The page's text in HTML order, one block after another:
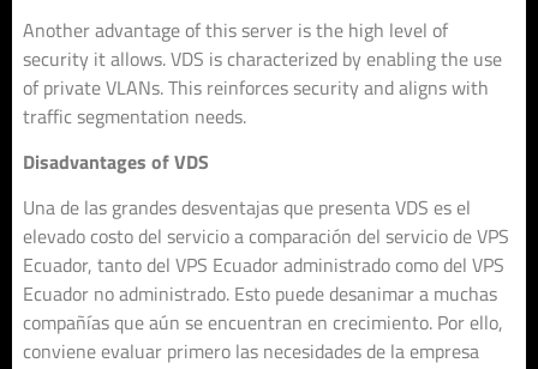
Another advantage of this server is the high level of
security it allows. VDS is characterized by enabling the use
of private VLANs. This reinforces security and aligns with
traffic segmentation needs.
Disadvantages of VDS
Una de las grandes desventajas que presenta VDS es el
elevado costo del servicio a comparación del servicio de VPS
Ecuador, tanto del VPS Ecuador administrado como del VPS
Ecuador no administrado. Esto puede desanimar a muchas
compañías que aún se encuentran en crecimiento. Por ello,
conviene evaluar primero las necesidades de la empresa